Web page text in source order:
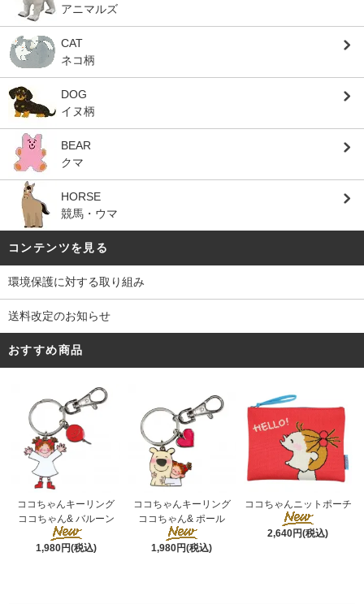
アニマルズ
CAT
ネコ柄
DOG
イヌ柄
BEAR
クマ
HORSE
競馬・ウマ
コンテンツを見る
環境保護に対する取り組み
送料改定のお知らせ
おすすめ商品
ココちゃんキーリング
ココちゃん& バルーン
1,980円(税込)
ココちゃんキーリング
ココちゃん& ポール
1,980円(税込)
ココちゃんニットポーチ
2,640円(税込)